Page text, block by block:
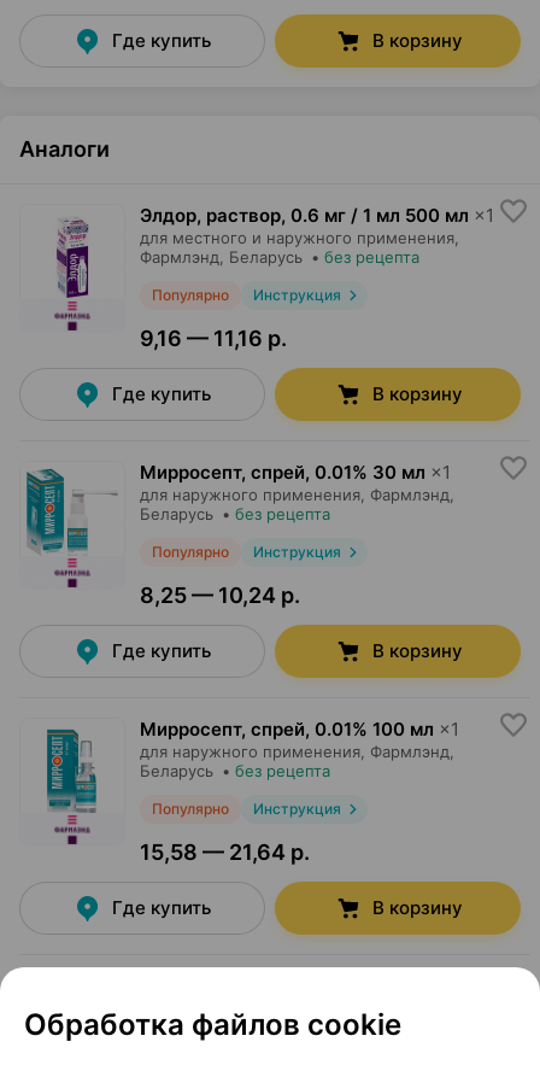
Где купить В корзину
Аналоги
Элдор, раствор, 0.6 мг / 1 мл 500 мл ×1
для местного и наружного применения,
Фармлэнд, Беларусь • без рецепта
Популярно Инструкция
9,16 — 11,16 р.
Где купить В корзину
Мирросепт, спрей, 0.01% 30 мл ×1
для наружного применения, Фармлэнд,
Беларусь • без рецепта
Популярно Инструкция
8,25 — 10,24 р.
Где купить В корзину
Мирросепт, спрей, 0.01% 100 мл ×1
для наружного применения, Фармлэнд,
Беларусь • без рецепта
Популярно Инструкция
15,58 — 21,64 р.
Где купить В корзину
для наружного применения, Фармлэнд
Беларусь• без рецепта
Обработка файлов cookie